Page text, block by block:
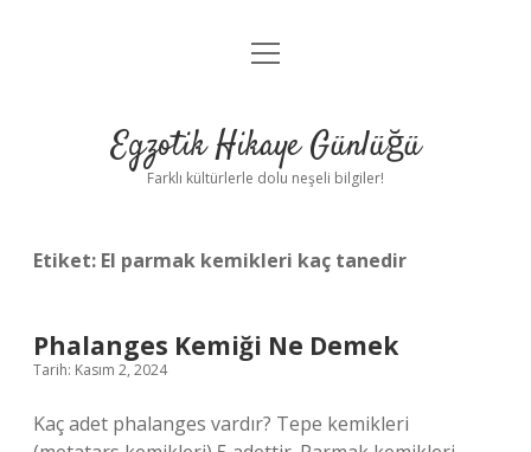
Anasayfa
Yasal Uyarı
menüyü
Egzotik Hikaye Günlüğü
Farklı kültürlerle dolu neşeli bilgiler!
Etiket: El parmak kemikleri kaç tanedir
Phalanges Kemiği Ne Demek
Tarih: Kasım 2, 2024
Kaç adet phalanges vardır? Tepe kemikleri